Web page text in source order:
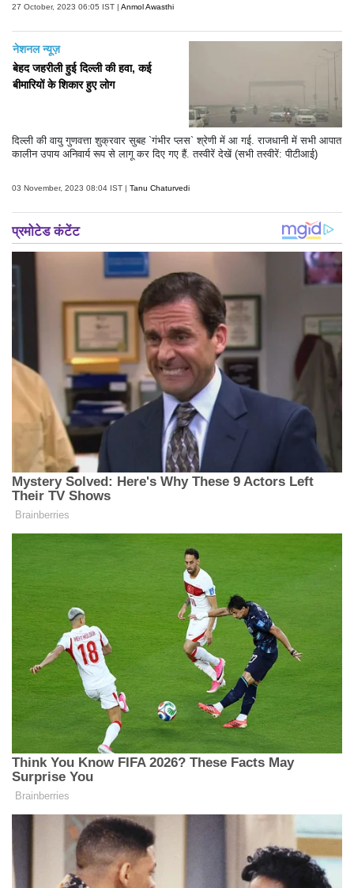
27 October, 2023 06:05 IST | Anmol Awasthi
नेशनल न्यूज़
बेहद जहरीली हुई दिल्ली की हवा, कई
बीमारियों के शिकार हुए लोग
दिल्ली की वायु गुणवत्ता शुक्रवार सुबह `गंभीर प्लस` श्रेणी में आ गई. राजधानी में सभी आपात
कालीन उपाय अनिवार्य रूप से लागू कर दिए गए हैं. तस्वीरें देखें (सभी तस्वीरें: पीटीआई)
03 November, 2023 08:04 IST | Tanu Chaturvedi